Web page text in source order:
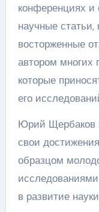
конференциях и
научные
восторженные
автором многих
которые
его
Юрий Щербаков
свои
образцом
в развитие